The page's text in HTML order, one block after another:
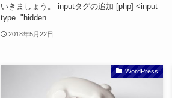
いきましょう。 inputタグの追加 [php] <input
type="hidden...
2018年5月22日
WordPress